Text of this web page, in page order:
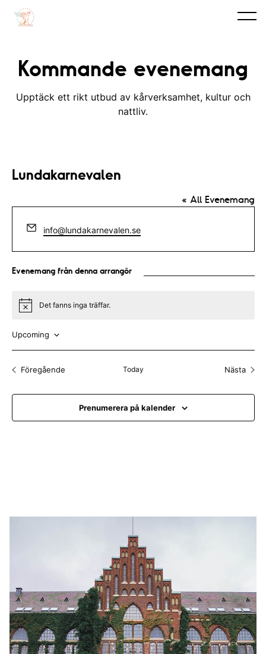
Kommande evenemang
Upptäck ett rikt utbud av kårverksamhet, kultur och
nattliv.
Lundakarnevalen
« All Evenemang
E
a
info@lundakarnevalen.se
Evenemang från denna arrangör
N
i
Det fanns inga träffar.
Upcoming
V
ä Föregående
Today
Nästa
Prenumerera på kalender